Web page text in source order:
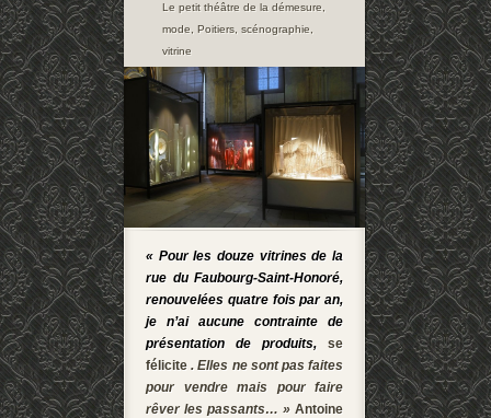
Le petit théâtre de la démesure
mode
Poitiers scénographie
vitrine
« Pour les douze vitrines de la
rue du Faubourg-Saint-Honoré,
renouvelées quatre fois par an,
je n’ai aucune contrainte de
présentation de produits,
se
félicite. Elles ne sont pas faites
pour vendre mais pour faire
rêver les passants… » Antoine